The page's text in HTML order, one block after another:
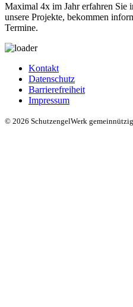
Maximal 4x im Jahr erfahren Sie
unsere Projekte, bekommen
Termine.
Kontakt
Datenschutz
Barrierefreiheit
Impressum
© 2026 SchutzengelWerk